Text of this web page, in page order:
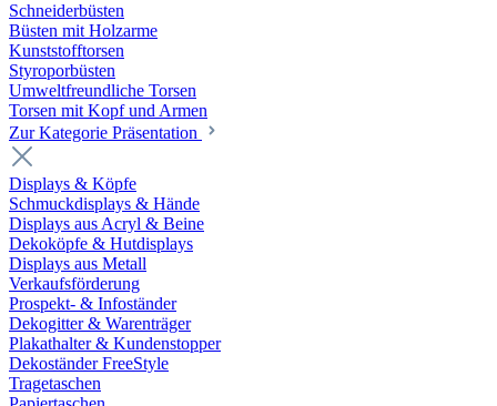
Schneiderbüsten
Büsten mit Holzarme
Kunststofftorsen
Styroporbüsten
Umweltfreundliche Torsen
Torsen mit Kopf und Armen
Zur Kategorie Präsentation
Displays & Köpfe
Schmuckdisplays & Hände
Displays aus Acryl & Beine
Dekoköpfe & Hutdisplays
Displays aus Metall
Verkaufsförderung
Prospekt- & Infoständer
Dekogitter & Warenträger
Plakathalter & Kundenstopper
Dekoständer FreeStyle
Tragetaschen